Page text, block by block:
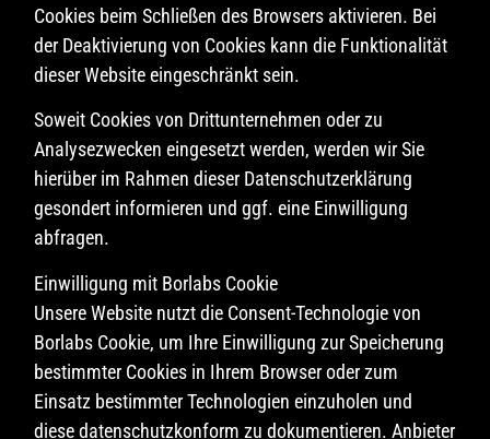
Cookies beim Schließen des Browsers aktivieren. Bei
der Deaktivierung von Cookies kann die Funktionalität
dieser Website eingeschränkt sein.
Soweit Cookies von Drittunternehmen oder zu
Analysezwecken eingesetzt werden, werden wir Sie
hierüber im Rahmen dieser Datenschutzerklärung
gesondert informieren und ggf. eine Einwilligung
abfragen.
Einwilligung mit Borlabs Cookie
Unsere Website nutzt die Consent-Technologie von
Borlabs Cookie, um Ihre Einwilligung zur Speicherung
bestimmter Cookies in Ihrem Browser oder zum
Einsatz bestimmter Technologien einzuholen und
diese datenschutzkonform zu dokumentieren. Anbieter